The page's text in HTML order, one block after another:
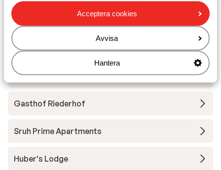
Acceptera cookies
Avvisa
Hantera
Utrustning
Andra boenden i Zillertal Arena
s' Anderl Apparthaus
Gasthof Riederhof
Sruh Prime Apartments
Huber's Lodge